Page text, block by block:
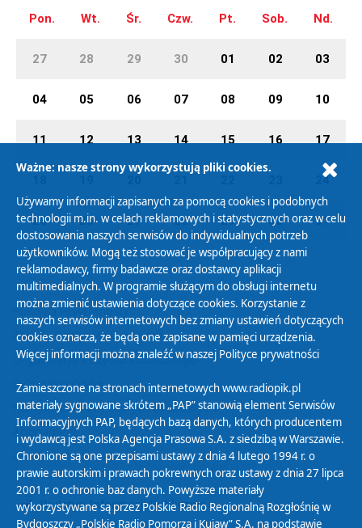
Pon. Wt. Śr. Czw. Pt. Sob. Nd.
27 28 29 30 01 02 03
04 05 06 07 08 09 10
11 12 13 14 15 16 17
24
25 26 27 28 29 30 31
Polityka Prywatności
Zasady korzystania z Serwisu
Organizacje Pożytku Publicznego
Cyfryzacja DAB+
Polityka ochrony danych osobowych
Abonament
Zamówienia publiczne
Biuletyn Informacji Publicznej
Ważne: nasze strony wykorzystują pliki cookies.
Używamy informacji zapisanych za pomocą cookies i podobnych
technologii m.in. w celach reklamowych i statystycznych oraz w celu
dostosowania naszych serwisów do indywidualnych potrzeb
użytkowników. Mogą też stosować je współpracujący z nami
reklamodawcy, firmy badawcze oraz dostawcy aplikacji
multimedialnych. W programie służącym do obsługi internetu
można zmienić ustawienia dotyczące cookies. Korzystanie z
naszych serwisów internetowych bez zmiany ustawień dotyczących
cookies oznacza, że będą one zapisane w pamięci urządzenia.
Więcej informacji można znaleźć w naszej Polityce prywatności
Zamieszczone na stronach internetowych www.radiopik.pl
materiały sygnowane skrótem „PAP” stanowią element Serwisów
Informacyjnych PAP, będących bazą danych, których producentem
i wydawcą jest Polska Agencja Prasowa S.A. z siedzibą w Warszawie.
Chronione są one przepisami ustawy z dnia 4 lutego 1994 r. o
prawie autorskim i prawach pokrewnych oraz ustawy z dnia 27 lipca
2001 r. o ochronie baz danych. Powyższe materiały
wykorzystywane są przez Polskie Radio Regionalną Rozgłośnię w
Bydgoszczy „Polskie Radio Pomorza i Kujaw” S.A. na podstawie